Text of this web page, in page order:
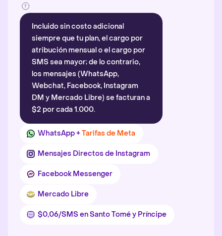
Incluido sin costo adicional
siempre que tu plan, el cargo por
atribución mensual o el cargo por
SMS sea mayor; de lo contrario,
los mensajes (WhatsApp,
Webchat, Facebook, Instagram
DM y Mercado Libre) se facturan a
$2 por cada 1.000.
WhatsApp +Tarifas de Meta
Mensajes Directos de Instagram
Facebook Messenger
Mercado Libre
$0,06/SMS en Santo Tomé y Príncipe